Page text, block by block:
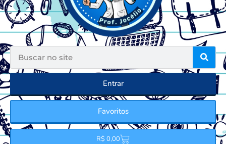
Entrar
Favoritos
R$ 0,00